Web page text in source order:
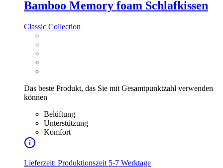
Bamboo Memory foam Schlafkissen
Classic Collection
Das beste Produkt, das Sie mit Gesamtpunktzahl verwenden
können
Belüftung
Unterstützung
Komfort
Lieferzeit: Produktionszeit 5-7 Werktage